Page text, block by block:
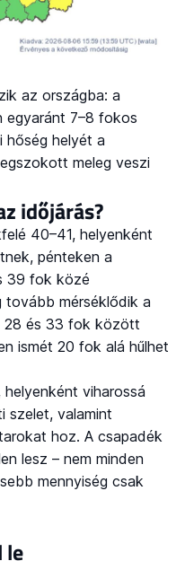
az országba: a
egyaránt 7–8 fokos
hőség helyét a
meleg veszi
időjárás?
40–41, helyenként
pénteken a
39 fok közé
mérséklődik a
28 és 33 fok között
ismét 20 fok alá hűlhet
viharossá
szelet, valamint
hoz. A csapadék
lesz – nem minden
mennyiség csak
le